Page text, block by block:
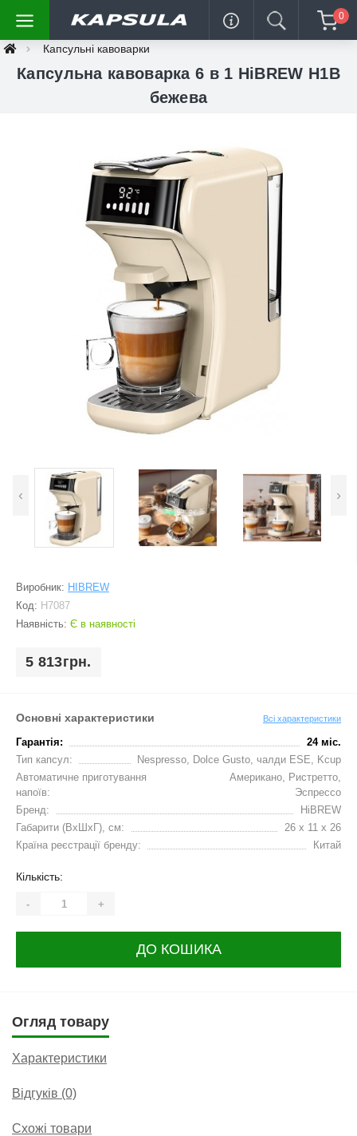
0
Капсульні кавоварки
Капсульна кавоварка 6 в 1 HiBREW H1B
бежева
‹ ›
Виробник: HIBREW
Код: H7087
Наявність: Є в наявності
5 813грн.
Основні характеристики Всі характеристики
Гарантія:
24 міс.
Тип капсул:
Nespresso, Dolce Gusto, чалди ESE, Kcup
Автоматичне приготування
напоїв:
Американо, Ристретто,
Эспрессо
Бренд:
HiBREW
Габарити (ВхШхГ), см:
26 x 11 x 26
Країна реєстрації бренду:
Китай
Кількість:
- +
ДО КОШИКА
Огляд товару
Характеристики
Відгуків (0)
Схожі товари